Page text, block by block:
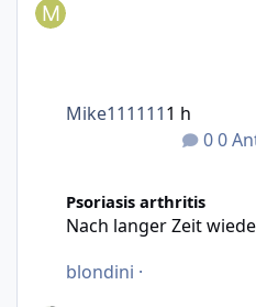
0
Mike1111111 h
Psoriasis arthritis
Nach langer Zeit
blondini ·